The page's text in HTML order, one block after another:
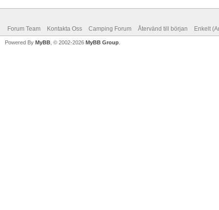
Forum Team Kontakta Oss Camping Forum Återvänd till början Enkelt
Powered By MyBB , © 2002-2026 MyBB Group